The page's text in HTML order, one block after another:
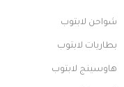
شواحن لابتوب
بطاريات لابتوب
هاوسينج لابتوب